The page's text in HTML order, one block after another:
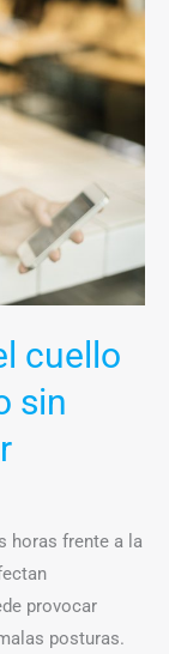
cuello
sin
horas frente a la
provocar
posturas.